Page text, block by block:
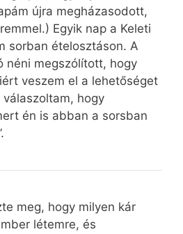
újra megházasodott,
Egyik nap a Keleti
sorban ételosztáson. A
néni megszólított, hogy
veszem el a lehetőséget
hogy
én is abban a sorsban
meg, hogy milyen kár
létemre, és